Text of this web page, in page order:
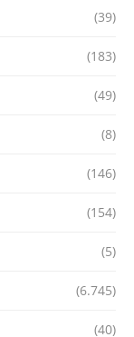
(39)
(183)
(49)
(8)
(146)
(154)
(5)
(6.745)
(40)